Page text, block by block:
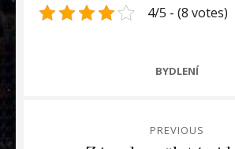
4/5 - (8 votes)
CATEGORIES
BYDLENÍ
PREVIOUS